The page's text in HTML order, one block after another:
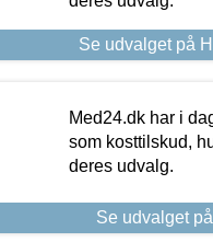
Se udvalget på
Med24.dk har i
som kosttilskud,
deres udvalg.
Se udvalget